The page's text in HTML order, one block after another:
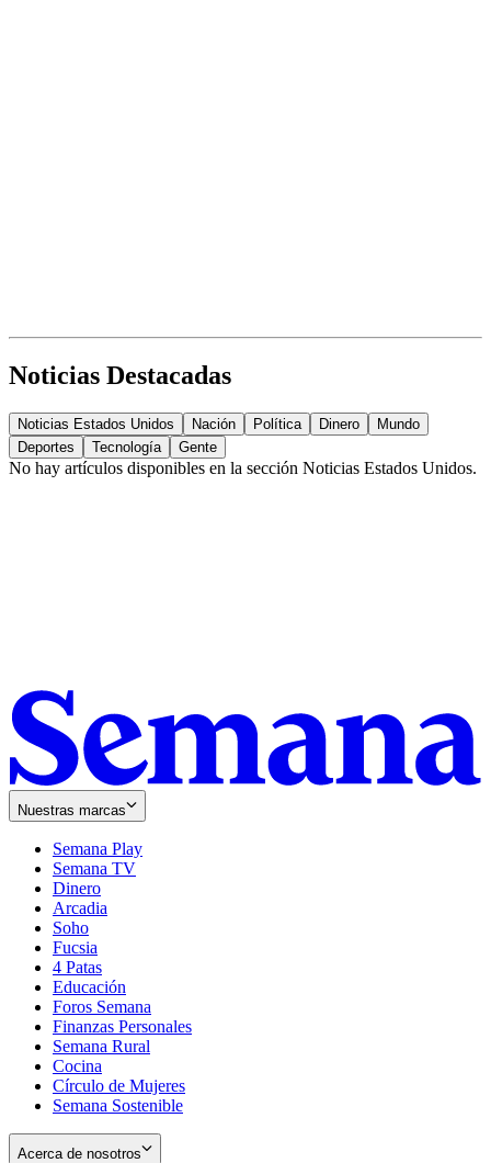
Noticias Destacadas
Noticias Estados Unidos Nación Política Dinero
Mundo
Deportes
Tecnología Gente
No hay artículos disponibles en la sección Noticias Estados Unidos.
Nuestras marcas
Semana Play
Semana TV
Dinero
Arcadia
Soho
in
new
window
Fucsia
in
new
window
4 Patas
Educación
Foros Semana
Finanzas Personales
Semana Rural
Cocina
Círculo de Mujeres
Semana Sostenible
Acerca de nosotros